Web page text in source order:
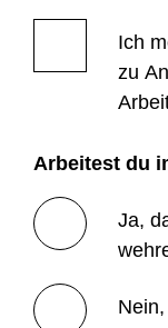
Ich
zu
Arbeitest du
Ja,